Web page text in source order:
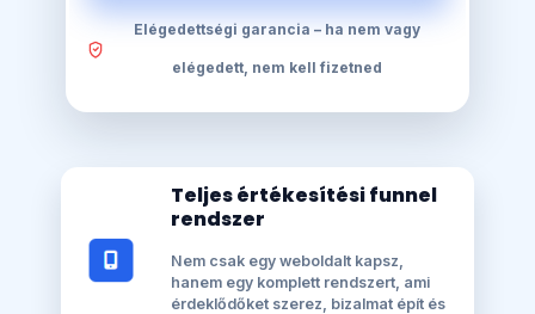
Elégedettségi garancia – ha nem vagy
elégedett, nem kell fizetned
Teljes értékesítési funnel
rendszer
Nem csak egy weboldalt kapsz,
hanem egy komplett rendszert, ami
érdeklődőket szerez, bizalmat épít és